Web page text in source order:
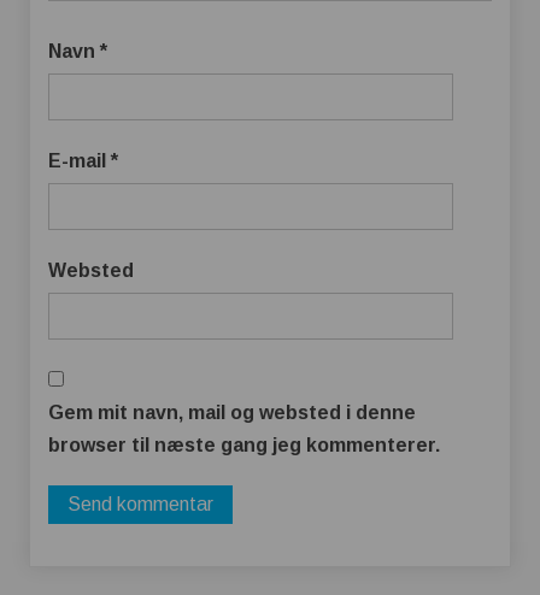
Navn *
E-mail *
Websted
Gem mit navn, mail og websted i denne
browser til næste gang jeg kommenterer.